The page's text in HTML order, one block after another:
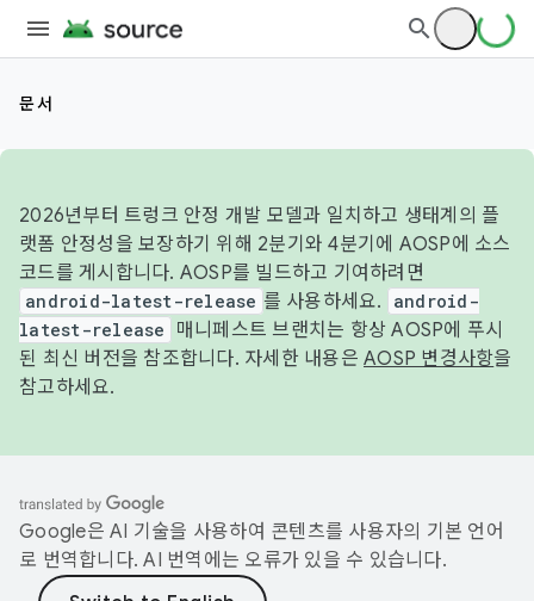
문서
2026년부터 트렁크 안정 개발 모델과 일치하고 생태계의 플
랫폼 안정성을 보장하기 위해 2분기와 4분기에 AOSP에 소스
코드를 게시합니다. AOSP를 빌드하고 기여하려면
android-latest-release 를 사용하세요.
android-
latest-release
매니페스트 브랜치는 항상 AOSP에 푸시
된 최신 버전을 참조합니다. 자세한 내용은 AOSP 변경사항을
참고하세요.
Google은 AI 기술을 사용하여 콘텐츠를 사용자의 기본 언어
로 번역합니다. AI 번역에는 오류가 있을 수 있습니다.